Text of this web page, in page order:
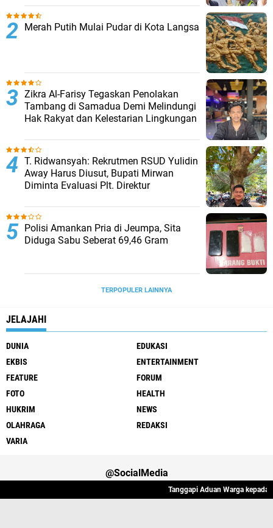
Merah Putih Mulai Pudar di Kota Langsa
Zikra Al-Farisy Tegaskan Penolakan
Tambang di Samadua Demi Melindungi
Hak Rakyat dan Kelestarian Lingkungan
T. Ridwansyah: Rekrutmen RSUD Yulidin
Away Harus Diusut, Bupati Mirwan
Diminta Evaluasi Plt. Direktur
Polisi Amankan Pria di Jeumpa, Sita
Diduga Sabu Seberat 69,46 Gram
TERPOPULER LAINNYA
JELAJAHI
DUNIA
EDUKASI
EKBIS
ENTERTAINMENT
FEATURE
FORUM
FOTO
HEALTH
HUKRIM
NEWS
OLAHRAGA
REDAKSI
VARIA
@SocialMedia
Tanggapi Aduan Warga kepada